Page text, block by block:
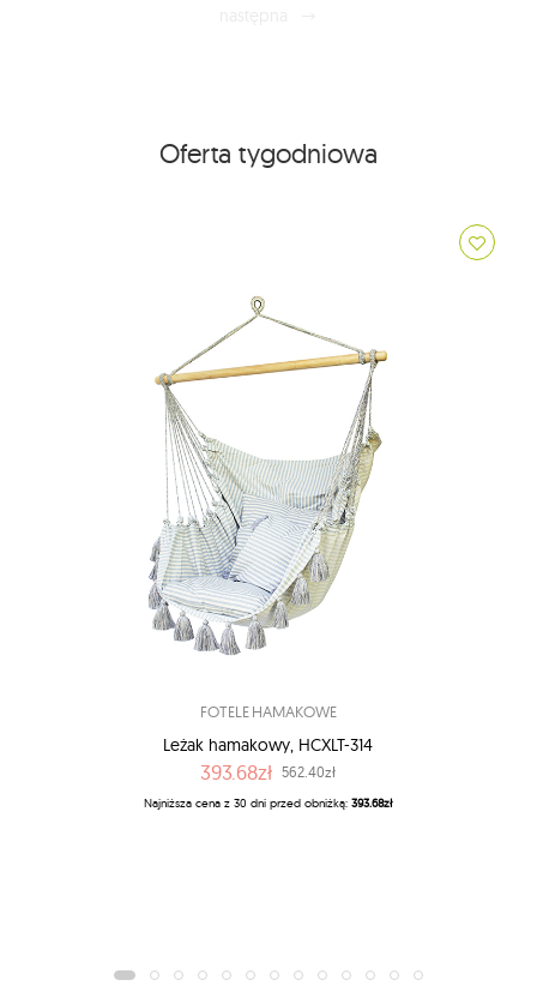
Oferta tygodniowa
FOTELE HAMAKOWE
Leżak hamakowy, HCXLT-314
393.68zł 562.40zł
Najniższa cena z 30 dni przed obniżką: 393.68zł